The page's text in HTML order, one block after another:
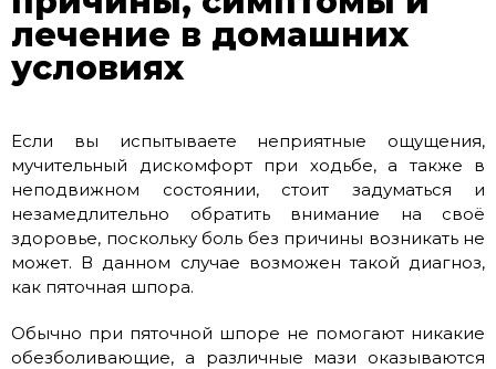
лечение в домашних
условиях
Если вы испытываете неприятные ощущения,
мучительный дискомфорт при ходьбе, а также в
неподвижном состоянии, стоит задуматься и
незамедлительно обратить внимание на своё
здоровье, поскольку боль без причины возникать не
может. В данном случае возможен такой диагноз,
как пяточная шпора.
Обычно при пяточной шпоре не помогают никакие
обезболивающие, а различные мази оказываются